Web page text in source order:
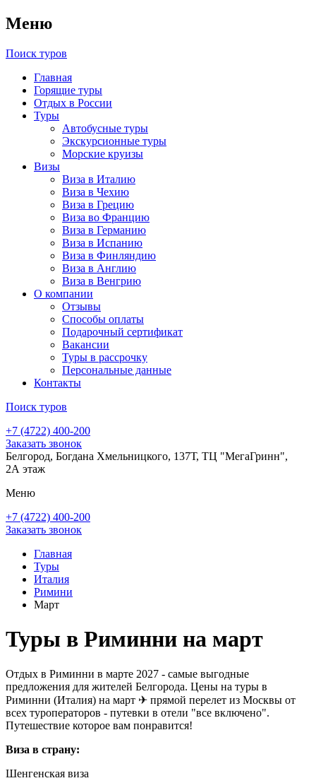
Меню
Поиск туров
Главная
Горящие туры
Отдых в России
Туры
Автобусные туры
Экскурсионные туры
Морские круизы
Визы
Виза в Италию
Виза в Чехию
Виза в Грецию
Виза во Францию
Виза в Германию
Виза в Испанию
Виза в Финляндию
Виза в Англию
Виза в Венгрию
О компании
Отзывы
Способы оплаты
Подарочный сертификат
Вакансии
Туры в рассрочку
Персональные данные
Контакты
Поиск туров
+7 (4722) 400-200
Заказать звонок
Белгород, Богдана Хмельницкого, 137Т, ТЦ "МегаГринн",
2А этаж
Меню
+7 (4722) 400-200
Заказать звонок
Главная
Туры
Италия
Римини
Март
Туры в Риминни на март
Отдых в Риминни в марте 2027 - самые выгодные
предложения для жителей Белгорода. Цены на туры в
Риминни (Италия) на март ✈ прямой перелет из Москвы от
всех туроператоров - путевки в отели "все включено".
Путешествие которое вам понравится!
Виза в страну:
Шенгенская виза